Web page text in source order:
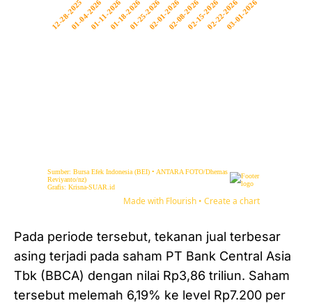
Pada periode tersebut, tekanan jual terbesar
asing terjadi pada saham PT Bank Central Asia
Tbk (BBCA) dengan nilai Rp3,86 triliun. Saham
tersebut melemah 6,19% ke level Rp7.200 per